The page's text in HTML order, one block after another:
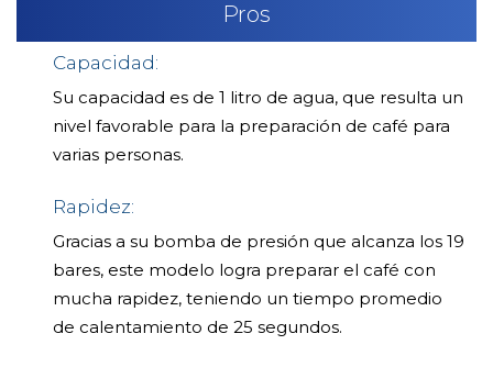
Pros
Capacidad:
Su capacidad es de 1 litro de agua, que resulta un
nivel favorable para la preparación de café para
varias personas.
Rapidez:
Gracias a su bomba de presión que alcanza los 19
bares, este modelo logra preparar el café con
mucha rapidez, teniendo un tiempo promedio
de calentamiento de 25 segundos.